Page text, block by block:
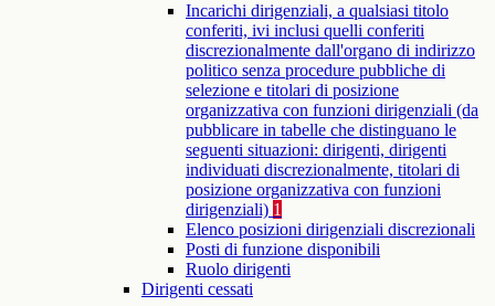
Incarichi dirigenziali, a qualsiasi titolo
conferiti, ivi inclusi quelli conferiti
discrezionalmente dall'organo di indirizzo
politico senza procedure pubbliche di
selezione e titolari di posizione
organizzativa con funzioni dirigenziali (da
pubblicare in tabelle che distinguano le
seguenti situazioni: dirigenti, dirigenti
individuati discrezionalmente, titolari di
posizione organizzativa con funzioni
dirigenziali) 1
Elenco posizioni dirigenziali discrezionali
Posti di funzione disponibili
Ruolo dirigenti
Dirigenti cessati